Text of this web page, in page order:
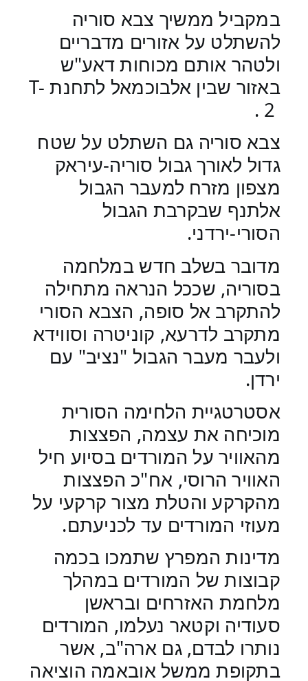
במקביל ממשיך צבא סוריה
להשתלט על אזורים מדבריים
ולטהר אותם מכוחות דאע"ש
באזור שבין אלבוכמאל לתחנת T-
2
.
צבא סוריה גם השתלט על שטח
גדול לאורך גבול סוריה-עיראק
מצפון מזרח למעבר הגבול
אלתנף שבקרבת הגבול
הסורי-ירדני.
מדובר בשלב חדש במלחמה
בסוריה, שככל הנראה מתחילה
להתקרב אל סופה, הצבא הסורי
מתקרב לדרעא, קוניטרה וסווידא
ולעבר מעבר הגבול "נציב" עם
ירדן.
אסטרטגיית הלחימה הסורית
מוכיחה את עצמה, הפצצות
מהאוויר על המורדים בסיוע חיל
האוויר הרוסי, אח"כ הפצצות
מהקרקע והטלת מצור קרקעי על
מעוזי המורדים עד לכניעתם.
מדינות המפרץ שתמכו בכמה
קבוצות של המורדים במהלך
מלחמת האזרחים ובראשן
סעודיה וקטאר נעלמו, המורדים
נותרו לבדם, גם ארה"ב, אשר
בתקופת ממשל אובאמה הוציאה